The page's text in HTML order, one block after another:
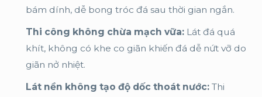
bám dính, dễ bong tróc đá sau thời gian ngắn.
Thi công không chừa mạch vữa: Lát đá quá
khít, không có khe co giãn khiến đá dễ nứt vỡ do
giãn nở nhiệt.
Lát nền không tạo độ dốc thoát nước: Thi